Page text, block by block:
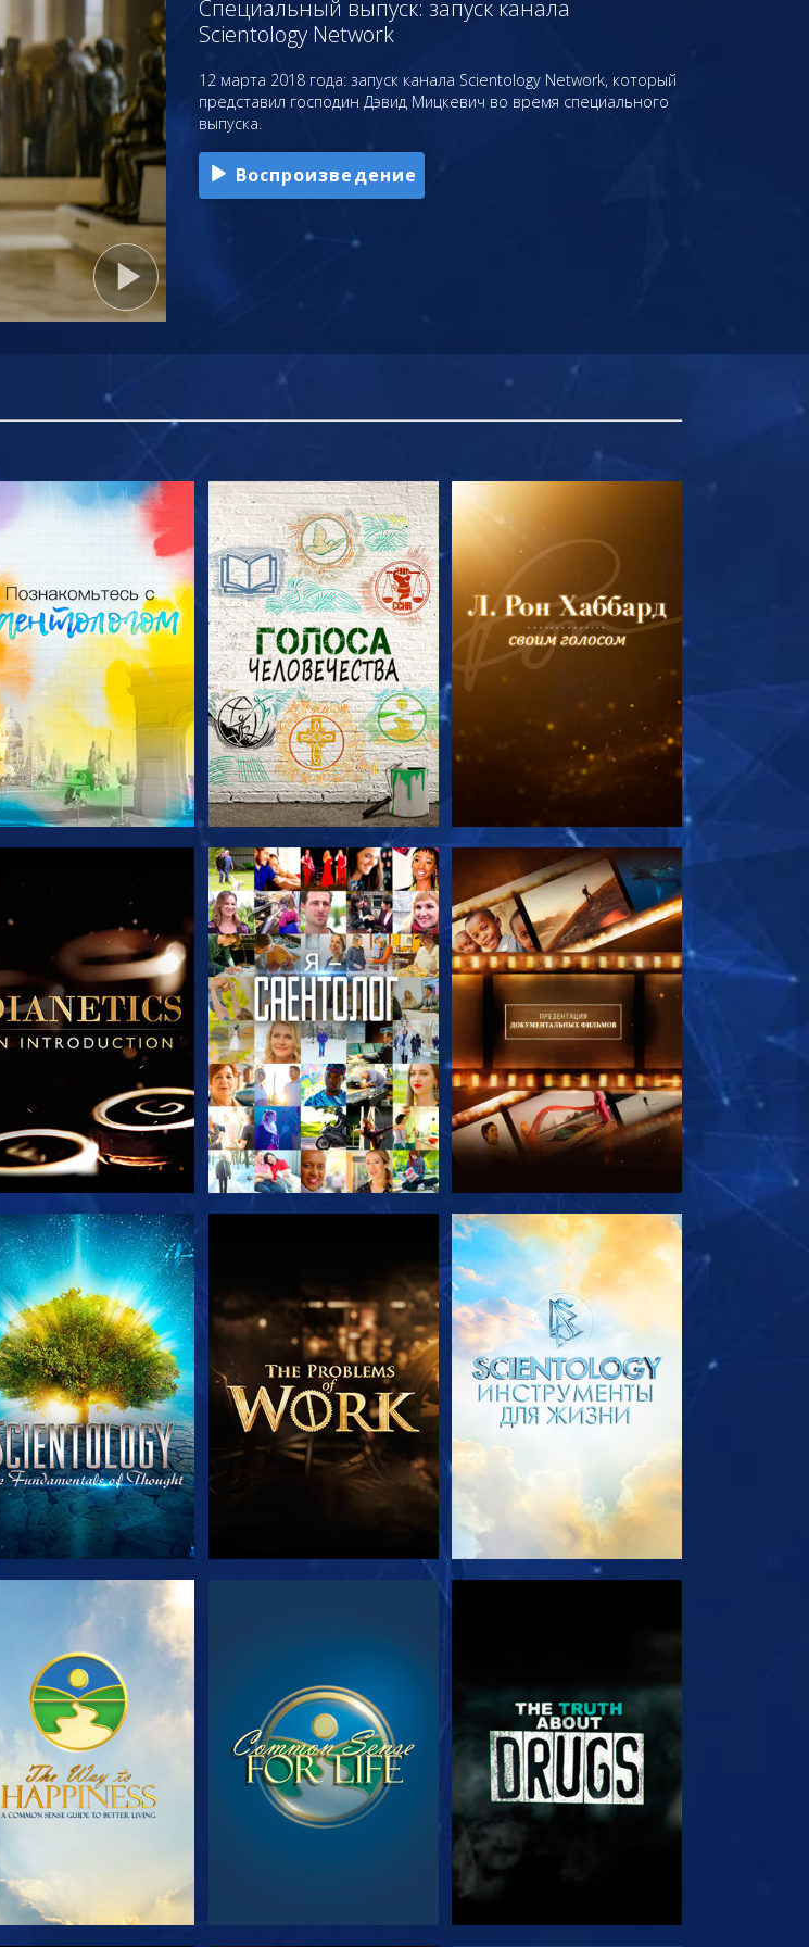
Специальный выпуск: запуск канала
Scientology Network
12 марта 2018 года: запуск канала Scientology Network, который
представил господин Дэвид Мицкевич во время специального
выпуска.
Воспроизведение
СМОТРЕТЬ ПЕРЕДАЧИ СМОТРЕТЬ ПЕРЕДАЧИ СМОТРЕТЬ ПЕРЕДАЧИ
СМОТРЕТЬ СМОТРЕТЬ ПЕРЕДАЧИ СМОТРЕТЬ ПЕРЕДАЧИ